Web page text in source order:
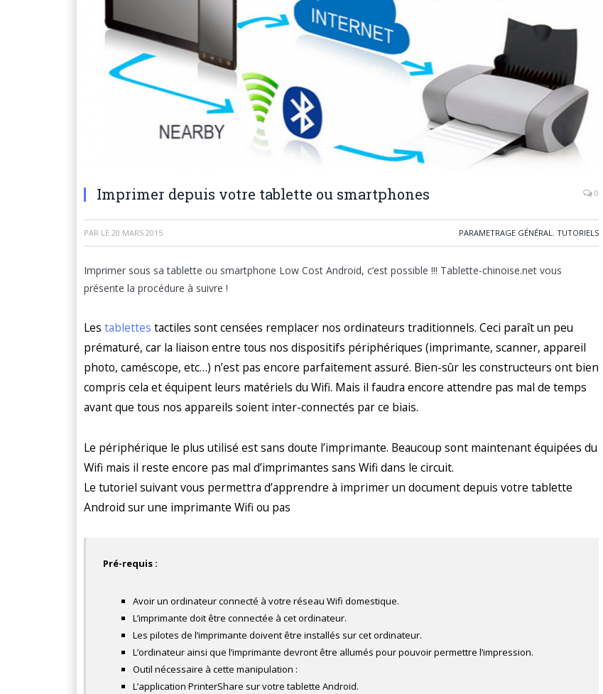
Imprimer depuis votre tablette ou smartphones 0
PAR LE 20 MARS 2015 PARAMETRAGE GÉNÉRAL,TUTORIELS
Imprimer sous sa tablette ou smartphone Low Cost Android, c’est possible !!! Tablette-chinoise.net vous
présente la procédure à suivre !
Les tablettes tactiles sont censées remplacer nos ordinateurs traditionnels. Ceci paraît un peu
prématuré, car la liaison entre tous nos dispositifs périphériques (imprimante, scanner, appareil
photo, caméscope, etc…) n’est pas encore parfaitement assuré. Bien-sûr les constructeurs ont bien
compris cela et équipent leurs matériels du Wifi. Mais il faudra encore attendre pas mal de temps
avant que tous nos appareils soient inter-connectés par ce biais.
Le périphérique le plus utilisé est sans doute l’imprimante. Beaucoup sont maintenant équipées du
Wifi mais il reste encore pas mal d’imprimantes sans Wifi dans le circuit.
Le tutoriel suivant vous permettra d’apprendre à imprimer un document depuis votre tablette
Android sur une imprimante Wifi ou pas
Pré-requis :
Avoir un ordinateur connecté à votre réseau Wifi domestique.
L’imprimante doit être connectée à cet ordinateur.
Les pilotes de l’imprimante doivent être installés sur cet ordinateur.
L’ordinateur ainsi que l’imprimante devront être allumés pour pouvoir permettre l’impression.
Outil nécessaire à cette manipulation :
L’application PrinterShare sur votre tablette Android.